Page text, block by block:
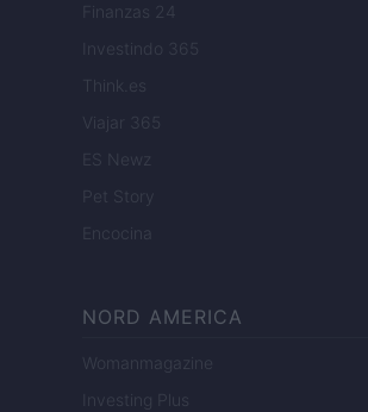
Finanzas 24
Investindo 365
Think.es
Viajar 365
ES Newz
Pet Story
Encocina
NORD AMERICA
Womanmagazine
Investing Plus